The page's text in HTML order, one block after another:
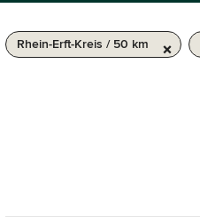
Rhein-Erft-Kreis / 50 km